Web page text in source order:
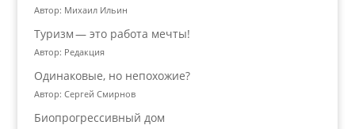
Автор: Михаил Ильин
Туризм — это работа мечты!
Автор: Редакция
Одинаковые, но непохожие?
Автор: Сергей Смирнов
Биопрогрессивный дом